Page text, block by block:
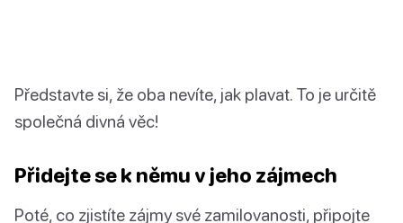
Představte si, že oba nevíte, jak plavat. To je určitě
společná divná věc!
Přidejte se k němu v jeho zájmech
Poté, co zjistíte zájmy své zamilovanosti, připojte